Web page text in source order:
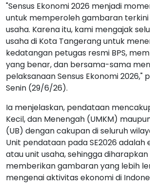
"Sensus Ekonomi 2026 menjadi
untuk memperoleh gambaran terkini
usaha. Karena itu, kami mengajak
usaha di Kota Tangerang untuk
kedatangan petugas resmi BPS,
yang benar, dan bersama-sama
pelaksanaan Sensus Ekonomi 2026,"
Senin (29/6/26).
Ia menjelaskan, pendataan
Kecil, dan Menengah (UMKM)
(UB) dengan cakupan di seluruh
Unit pendataan pada SE2026 adalah
atau unit usaha, sehingga
memberikan gambaran yang lebih
mengenai aktivitas ekonomi di